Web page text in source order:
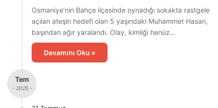
Osmaniye’nin Bahçe ilçesinde oynadığı sokakta rastgele
açılan ateşin hedefi olan 5 yaşındaki Muhammet Hasan,
başından ağır yaralandı. Olay, kimliği henüz…
Devamını Oku »
Tem
- 2025 -